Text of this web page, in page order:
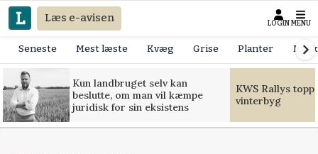
Læs e-avisen LOGIN MENU
Seneste Mest læste Kvæg Grise Planter
Kun landbruget selv kan
beslutte, om man vil kæmpe
juridisk for sin eksistens
KWS Rallys
vinterbyg